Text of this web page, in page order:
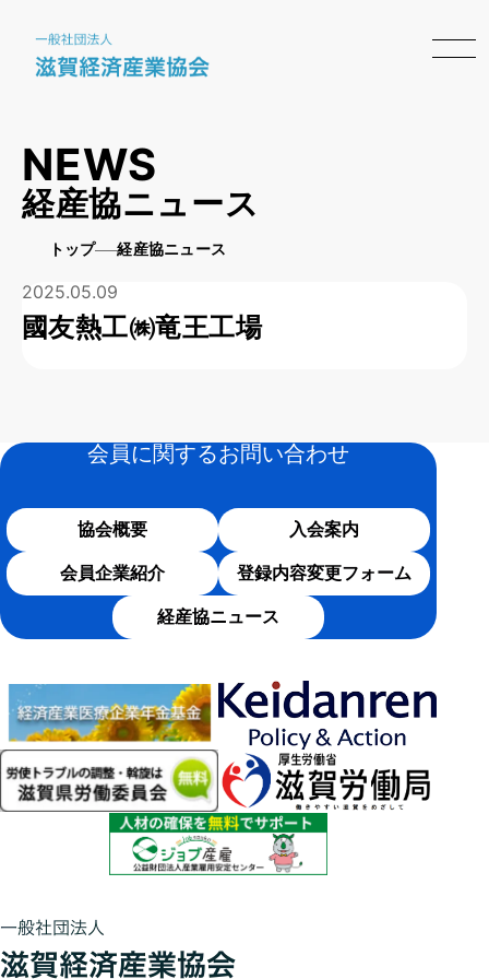
NEWS
経産協ニュース
トップ 経産協ニュース
2025.05.09
國友熱工㈱竜王工場
会員に関するお問い合わせ
協会概要
入会案内
会員企業紹介
登録内容変更フォーム
経産協ニュース